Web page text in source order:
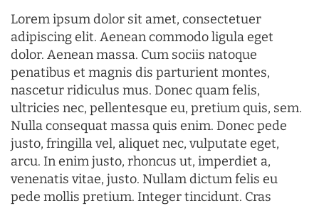
Lorem ipsum dolor sit amet, consectetuer
adipiscing elit. Aenean commodo ligula eget
dolor. Aenean massa. Cum sociis natoque
penatibus et magnis dis parturient montes,
nascetur ridiculus mus. Donec quam felis,
ultricies nec, pellentesque eu, pretium quis, sem.
Nulla consequat massa quis enim. Donec pede
justo, fringilla vel, aliquet nec, vulputate eget,
arcu. In enim justo, rhoncus ut, imperdiet a,
venenatis vitae, justo. Nullam dictum felis eu
pede mollis pretium. Integer tincidunt. Cras